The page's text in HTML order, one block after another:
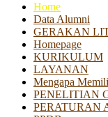
Home
Data Alumni
GERAKAN
Homepage
KURIKULUM
LAYANAN
Mengapa
PENELITIAN
PERATURAN